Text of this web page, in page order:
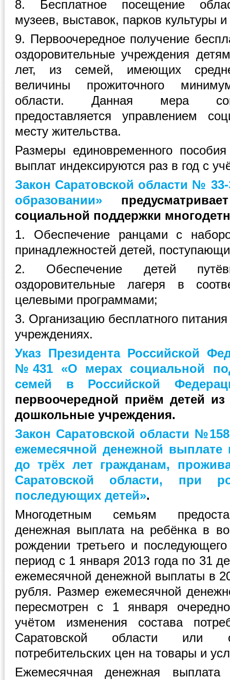
8. Бесплатное посещение
музеев, выставок, парков культуры
9. Первоочередное получение
оздоровительные учреждения
лет, из семей, имеющих
величины прожиточного
области. Данная мера
предоставляется управлением
месту жительства.
Размеры единовременного
выплат индексируются раз в год с
Закон Саратовской области №
образовании»
социальной поддержки
1. Обеспечение ранцами с
принадлежностей детей,
2. Обеспечение детей
оздоровительные лагеря в
целевыми программами;
3. Организацию бесплатного
учреждениях.
Указ Президента Российской
№431 «О мерах социальной
семей в Российской
первоочередной приём детей
дошкольные учреждения.
Закон Саратовской области
ежемесячной денежной выплате
до трёх лет гражданам,
Саратовской области, при
последующих детей».
Многодетным семьям
денежная выплата на ребёнка в
рождении третьего и
период с 1 января 2013 года по 31
ежемесячной денежной выплаты в
рубля. Размер ежемесячной
пересмотрен с 1 января
учётом изменения состава
Саратовской области или
потребительских цен на товары и
Ежемесячная денежная